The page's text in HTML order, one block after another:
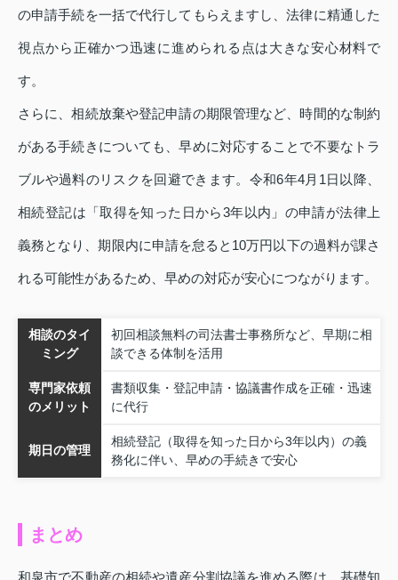
の申請手続を一括で代行してもらえますし、法律に精通した
視点から正確かつ迅速に進められる点は大きな安心材料で
す。
さらに、相続放棄や登記申請の期限管理など、時間的な制約
がある手続きについても、早めに対応することで不要なトラ
ブルや過料のリスクを回避できます。令和6年4月1日以降、
相続登記は「取得を知った日から3年以内」の申請が法律上
義務となり、期限内に申請を怠ると10万円以下の過料が課さ
れる可能性があるため、早めの対応が安心につながります。
相談のタイ
ミング
初回相談無料の司法書士事務所など、早期に相
談できる体制を活用
専門家依頼
のメリット
書類収集・登記申請・協議書作成を正確・迅速
に代行
期日の管理
相続登記（取得を知った日から3年以内）の義
務化に伴い、早めの手続きで安心
まとめ
和泉市で不動産の相続や遺産分割協議を進める際は、基礎知